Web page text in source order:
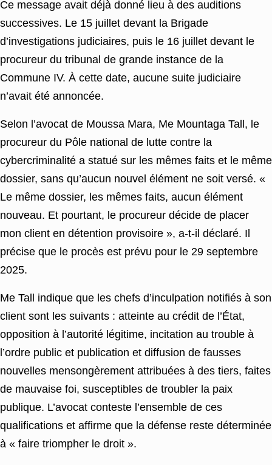
Ce message avait déjà donné lieu à des auditions
successives. Le 15 juillet devant la Brigade
d’investigations judiciaires, puis le 16 juillet devant le
procureur du tribunal de grande instance de la
Commune IV. À cette date, aucune suite judiciaire
n’avait été annoncée.
Selon l’avocat de Moussa Mara, Me Mountaga Tall, le
procureur du Pôle national de lutte contre la
cybercriminalité a statué sur les mêmes faits et le même
dossier, sans qu’aucun nouvel élément ne soit versé. «
Le même dossier, les mêmes faits, aucun élément
nouveau. Et pourtant, le procureur décide de placer
mon client en détention provisoire », a-t-il déclaré. Il
précise que le procès est prévu pour le 29 septembre
2025.
Me Tall indique que les chefs d’inculpation notifiés à son
client sont les suivants : atteinte au crédit de l’État,
opposition à l’autorité légitime, incitation au trouble à
l’ordre public et publication et diffusion de fausses
nouvelles mensongèrement attribuées à des tiers, faites
de mauvaise foi, susceptibles de troubler la paix
publique. L’avocat conteste l’ensemble de ces
qualifications et affirme que la défense reste déterminée
à « faire triompher le droit ».